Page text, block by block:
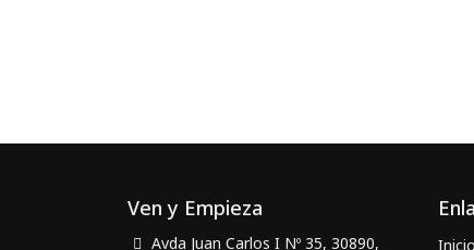
Ven y Empieza
Avda Juan Carlos I Nº 35, 30890, Inicio